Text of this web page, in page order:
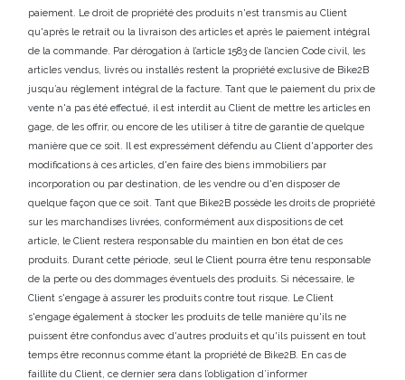
paiement. Le droit de propriété des produits n'est transmis au Client
qu'après le retrait ou la livraison des articles et après le paiement intégral
de la commande. Par dérogation à l’article 1583 de l’ancien Code civil, les
articles vendus, livrés ou installés restent la propriété exclusive de Bike2B
jusqu’au règlement intégral de la facture. Tant que le paiement du prix de
vente n'a pas été effectué, il est interdit au Client de mettre les articles en
gage, de les offrir, ou encore de les utiliser à titre de garantie de quelque
manière que ce soit. Il est expressément défendu au Client d'apporter des
modifications à ces articles, d'en faire des biens immobiliers par
incorporation ou par destination, de les vendre ou d'en disposer de
quelque façon que ce soit. Tant que Bike2B possède les droits de propriété
sur les marchandises livrées, conformément aux dispositions de cet
article, le Client restera responsable du maintien en bon état de ces
produits. Durant cette période, seul le Client pourra être tenu responsable
de la perte ou des dommages éventuels des produits. Si nécessaire, le
Client s'engage à assurer les produits contre tout risque. Le Client
s'engage également à stocker les produits de telle manière qu'ils ne
puissent être confondus avec d'autres produits et qu'ils puissent en tout
temps être reconnus comme étant la propriété de Bike2B. En cas de
faillite du Client, ce dernier sera dans l’obligation d’informer